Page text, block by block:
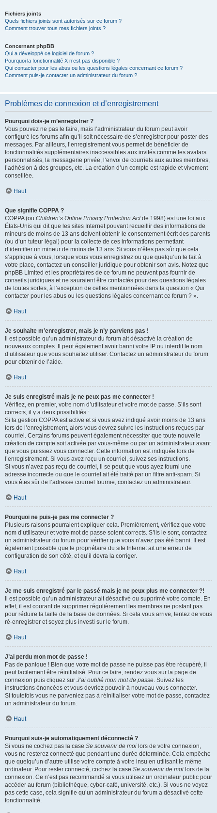
Fichiers joints
Quels fichiers joints sont autorisés sur ce forum ?
Comment trouver tous mes fichiers joints ?
Concernant phpBB
Qui a développé ce logiciel de forum ?
Pourquoi la fonctionnalité X n’est pas disponible ?
Qui contacter pour les abus ou les questions légales concernant ce forum ?
Comment puis-je contacter un administrateur du forum ?
Problèmes de connexion et d’enregistrement
Pourquoi dois-je m’enregistrer ?
Vous pouvez ne pas le faire, mais l’administrateur du forum peut avoir
configuré les forums afin qu’il soit nécessaire de s’enregistrer pour poster des
messages. Par ailleurs, l’enregistrement vous permet de bénéficier de
fonctionnalités supplémentaires inaccessibles aux invités comme les avatars
personnalisés, la messagerie privée, l’envoi de courriels aux autres membres,
l’adhésion à des groupes, etc. La création d’un compte est rapide et vivement
conseillée.
Haut
Que signifie COPPA ?
COPPA (ou Children’s Online Privacy Protection Actde 1998) est une loi aux
États-Unis qui dit que les sites Internet pouvant recueillir des informations de
mineurs de moins de 13 ans doivent obtenir le consentement écrit des parents
(ou d’un tuteur légal) pour la collecte de ces informations permettant
d’identifier un mineur de moins de 13 ans. Si vous n’êtes pas sûr que cela
s’applique à vous, lorsque vous vous enregistrez ou que quelqu’un le fait à
votre place, contactez un conseiller juridique pour obtenir son avis. Notez que
phpBB Limited et les propriétaires de ce forum ne peuvent pas fournir de
conseils juridiques et ne sauraient être contactés pour des questions légales
de toutes sortes, à l’exception de celles mentionnées dans la question « Qui
contacter pour les abus ou les questions légales concernant ce forum ? ».
Haut
Je souhaite m’enregistrer, mais je n’y parviens pas !
Il est possible qu’un administrateur du forum ait désactivé la création de
nouveaux comptes. Il peut également avoir banni votre IP ou interdit le nom
d’utilisateur que vous souhaitez utiliser. Contactez un administrateur du forum
pour obtenir de l’aide.
Haut
Je suis enregistré mais je ne peux pas me connecter !
Vérifiez, en premier, votre nom d’utilisateur et votre mot de passe. S’ils sont
corrects, il y a deux possibilités :
Si la gestion COPPA est active et si vous avez indiqué avoir moins de 13 ans
lors de l’enregistrement, alors vous devrez suivre les instructions reçues par
courriel. Certains forums peuvent également nécessiter que toute nouvelle
création de compte soit activée par vous-même ou par un administrateur avant
que vous puissiez vous connecter. Cette information est indiquée lors de
l’enregistrement. Si vous avez reçu un courriel, suivez ses instructions.
Si vous n’avez pas reçu de courriel, il se peut que vous ayez fourni une
adresse incorrecte ou que le courriel ait été traité par un filtre anti-spam. Si
vous êtes sûr de l’adresse courriel fournie, contactez un administrateur.
Haut
Pourquoi ne puis-je pas me connecter ?
Plusieurs raisons pourraient expliquer cela. Premièrement, vérifiez que votre
nom d’utilisateur et votre mot de passe soient corrects. S’ils le sont, contactez
un administrateur du forum pour vérifier que vous n’avez pas été banni. Il est
également possible que le propriétaire du site Internet ait une erreur de
configuration de son côté, et qu’il devra la corriger.
Haut
Je me suis enregistré par le passé mais je ne peux plus me connecter ?!
Il est possible qu’un administrateur ait désactivé ou supprimé votre compte. En
effet, il est courant de supprimer régulièrement les membres ne postant pas
pour réduire la taille de la base de données. Si cela vous arrive, tentez de vous
ré-enregistrer et soyez plus investi sur le forum.
Haut
J’ai perdu mon mot de passe !
Pas de panique ! Bien que votre mot de passe ne puisse pas être récupéré, il
peut facilement être réinitialisé. Pour ce faire, rendez vous sur la page de
connexion puis cliquez sur J’ai oublié mon mot de passe. Suivez les
instructions énoncées et vous devriez pouvoir à nouveau vous connecter.
Si toutefois vous ne parveniez pas à réinitialiser votre mot de passe, contactez
un administrateur du forum.
Haut
Pourquoi suis-je automatiquement déconnecté ?
Si vous ne cochez pas la case Se souvenir de moi lors de votre connexion,
vous ne resterez connecté que pendant une durée déterminée. Cela empêche
que quelqu’un d’autre utilise votre compte à votre insu en utilisant le même
ordinateur. Pour rester connecté, cochez la case Se souvenir de moi lors de la
connexion. Ce n’est pas recommandé si vous utilisez un ordinateur public pour
accéder au forum (bibliothèque, cyber-café, université, etc.). Si vous ne voyez
pas cette case, cela signifie qu’un administrateur du forum a désactivé cette
fonctionnalité.